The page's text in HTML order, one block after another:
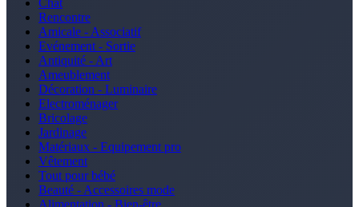
Rencontre
Amicale - Associatif
Evénement - Sortie
Antiquité - Art
Ameublement
Décoration - Luminaire
Electroménager
Bricolage
Jardinage
Matériaux - Equipement pro
Vêtement
Tout pour bébé
Beauté - Accessoires mode
Alimentation - Bien-être